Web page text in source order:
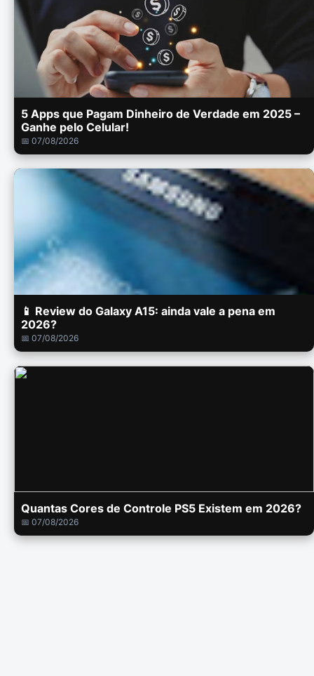
5 Apps que Pagam Dinheiro de Verdade em 2025 –
Ganhe pelo Celular!
📅 07/08/2026
📱 Review do Galaxy A15: ainda vale a pena em
2026?
📅 07/08/2026
Quantas Cores de Controle PS5 Existem em 2026?
📅 07/08/2026